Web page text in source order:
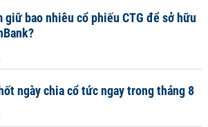
giữ bao nhiêu cổ phiếu CTG để sở hữu
ngày chia cổ tức ngay trong tháng 8